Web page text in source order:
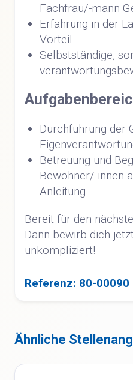
Fachfrau/-mann
Erfahrung in der
Vorteil
Selbstständige,
Durchführung der
Betreuung und
Bewohner/-innen
Anleitung
Bereit für den
Dann bewirb dich
unkompliziert!
Referenz: 80-00090
Ähnliche